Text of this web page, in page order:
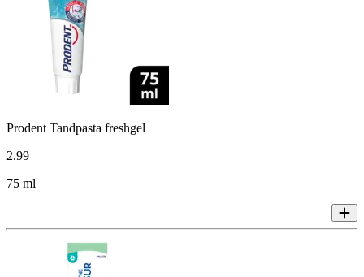
Prodent Tandpasta freshgel
2.99
75 ml